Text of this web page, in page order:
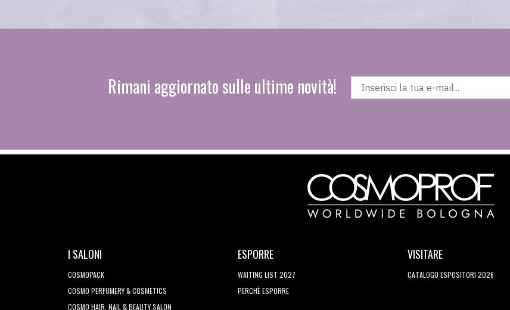
Rimani aggiornato sulle ultime novità!
I SALONI
COSMOPACK
COSMO PERFUMERY & COSMETICS
COSMO HAIR, NAIL & BEAUTY SALON
ESPORRE
WAITING LIST 2027
PERCHÈ ESPORRE
VISITARE
CATALOGO ESPOSITORI 2026